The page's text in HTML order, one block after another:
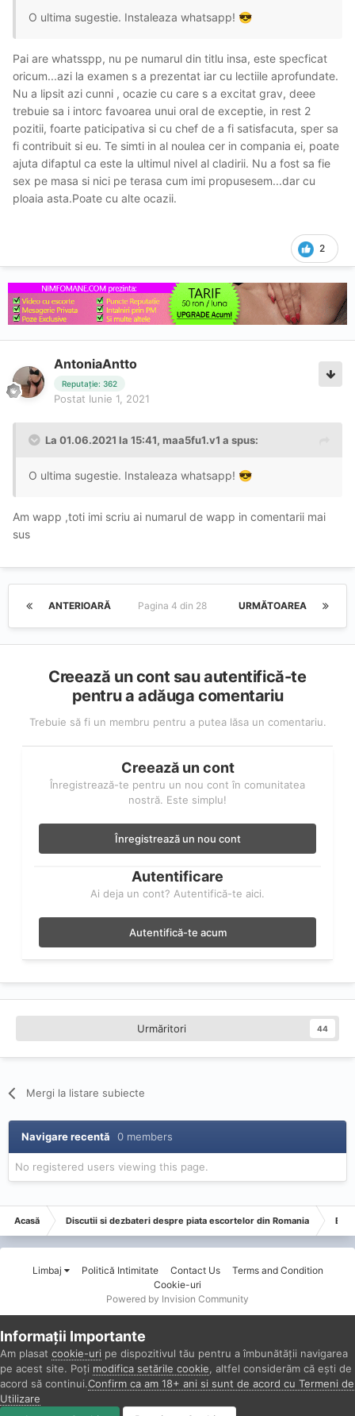
O ultima sugestie. Instaleaza whatsapp! 😎
Pai are whatsspp, nu pe numarul din titlu insa, este specficat
oricum...azi la examen s a prezentat iar cu lectiile aprofundate.
Nu a lipsit azi cunni , ocazie cu care s a excitat grav, deee
trebuie sa i intorc favoarea unui oral de exceptie, in rest 2
pozitii, foarte paticipativa si cu chef de a fi satisfacuta, sper sa
fi contribuit si eu. Te simti in al noulea cer in compania ei, poate
ajuta difaptul ca este la ultimul nivel al cladirii. Nu a fost sa fie
sex pe masa si nici pe terasa cum imi propusesem...dar cu
ploaia asta.Poate cu alte ocazii.
2
AntoniaAntto
Reputație: 362
Postat Iunie 1, 2021
La 01.06.2021 la 15:41, maa5fu1.v1 a spus:
O ultima sugestie. Instaleaza whatsapp! 😎
Am wapp ,toti imi scriu ai numarul de wapp in comentarii mai
sus
ANTERIOARĂ URMĂTOAREA
Pagina 4 din 28
Creează un cont sau autentifică-te
pentru a adăuga comentariu
Trebuie să fi un membru pentru a putea lăsa un comentariu.
Creează un cont
Înregistrează-te pentru un nou cont în comunitatea
nostră. Este simplu!
Înregistrează un nou cont
Autentificare
Ai deja un cont? Autentifică-te aici.
Autentifică-te acum
Urmăritori 44
Mergi la listare subiecte
Navigare recentă 0 members
No registered users viewing this page.
Acasă Discutii si dezbateri despre piata escortelor din Romania
Limbaj Politică Intimitate Contact Us
Terms and Condition
Cookie-uri
Powered by Invision Community
Informații Importante
Am plasat cookie-uri pe dispozitivul tău pentru a îmbunătății navigarea
pe acest site. Poți modifica setările cookie , altfel considerăm că ești de
acord să continui.Confirm ca am 18+ ani si sunt de acord cu Termeni de
Utilizare